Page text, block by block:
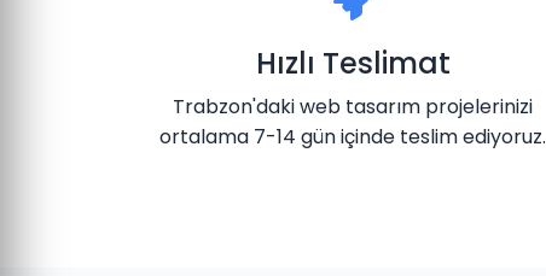
Hızlı Teslimat
Trabzon'daki web tasarım projelerinizi
ortalama 7-14 gün içinde teslim ediyoruz.